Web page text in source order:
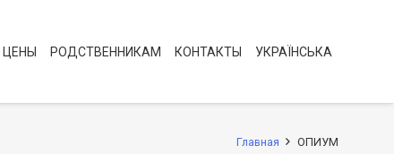
ЦЕНЫ РОДСТВЕННИКАМ КОНТАКТЫ УКРАЇНСЬКА
Главная ОПИУМ